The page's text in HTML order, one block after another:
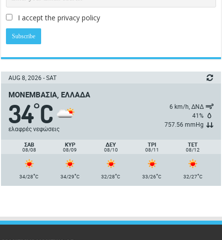
I accept the privacy policy
AUG 8, 2026 - SAT
ΜΟΝΕΜΒΑΣΙΆ, ΕΛΛΆΔΑ
34°C
ελαφρές νεφώσεις
6 km/h, ΔΝΔ
41%
757.56 mmHg
ΣΑΒ
08/08
ΚΥΡ
08/09
ΔΕΥ
08/10
ΤΡΙ
08/11
ΤΕΤ
08/12
34/28°C 34/29°C 32/28°C 33/26°C 32/27°C